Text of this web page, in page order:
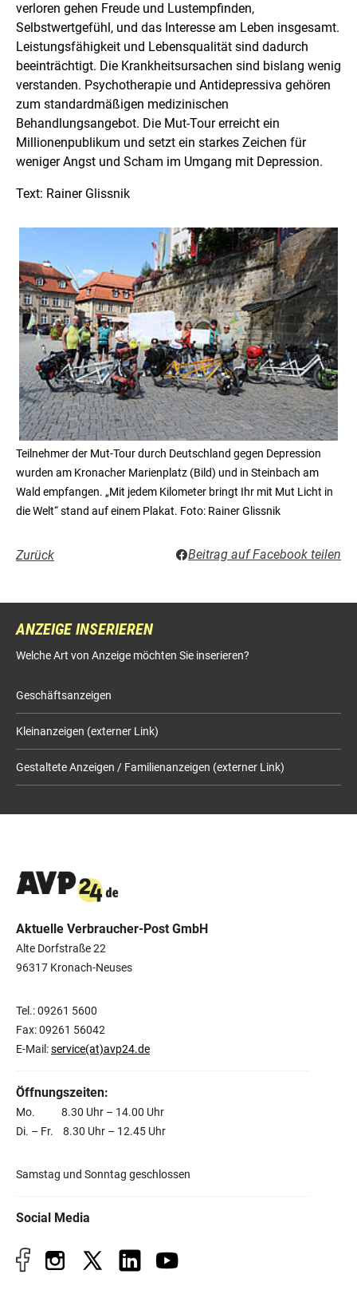
verloren gehen Freude und Lustempfinden,
Selbstwertgefühl, und das Interesse am Leben insgesamt.
Leistungsfähigkeit und Lebensqualität sind dadurch
beeinträchtigt. Die Krankheitsursachen sind bislang wenig
verstanden. Psychotherapie und Antidepressiva gehören
zum standardmäßigen medizinischen
Behandlungsangebot. Die Mut-Tour erreicht ein
Millionenpublikum und setzt ein starkes Zeichen für
weniger Angst und Scham im Umgang mit Depression.
Text: Rainer Glissnik
Teilnehmer der Mut-Tour durch Deutschland gegen Depression
wurden am Kronacher Marienplatz (Bild) und in Steinbach am
Wald empfangen. „Mit jedem Kilometer bringt Ihr mit Mut Licht in
die Welt“ stand auf einem Plakat. Foto: Rainer Glissnik
Zurück Beitrag auf Facebook teilen
ANZEIGE INSERIEREN
Welche Art von Anzeige möchten Sie inserieren?
Geschäftsanzeigen
Kleinanzeigen (externer Link)
Gestaltete Anzeigen / Familienanzeigen (externer Link)
Aktuelle Verbraucher-Post GmbH
Alte Dorfstraße 22
96317 Kronach-Neuses
Tel.: 09261 5600
Fax: 09261 56042
E-Mail:service(at)avp24.de
Öffnungszeiten:
Mo. 8.30 Uhr – 14.00 Uhr
Di. – Fr. 8.30 Uhr – 12.45 Uhr
Samstag und Sonntag geschlossen
Social Media